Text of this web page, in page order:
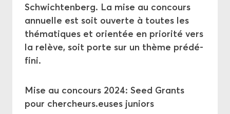
Mi­gra­tion et santé
Fonds Hel­mut Hart­weg
Fonds Théo­dore Ott
Prix Ro­bert Bing
Schwichtenberg. La mise au concours
an­nuelle est soit ou­verte à toutes les
thé­ma­tiques et orien­tée en prio­ri­té vers
la re­lève, soit porte sur un thème pré­dé­
fi­ni.
Mise au concours 2024: Seed Grants
pour cher­cheurs.euses ju­niors